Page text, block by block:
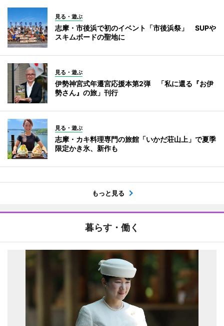
見る・遊ぶ
志摩・市後浜で初のイベント「市後浜祭」 SUPや
スキムボードの聖地に
見る・遊ぶ
伊勢神宮式年遷宮応援本第2弾 「私に還る『お伊
勢さん』の旅」刊行
見る・遊ぶ
志摩・カキ料理専門の旅館「いかだ荘山上」で夏季
限定かき氷、新作も
もっと見る
暮らす・働く